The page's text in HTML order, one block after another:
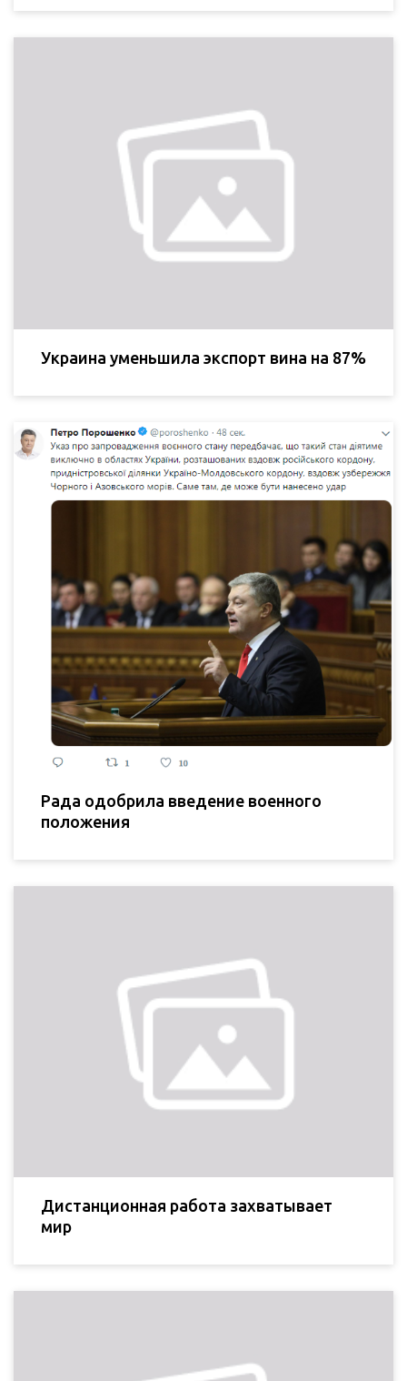
Украина уменьшила экспорт вина на 87%
Рада одобрила введение военного
положения
Дистанционная работа захватывает
мир